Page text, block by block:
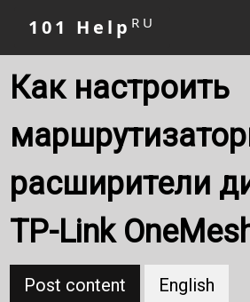
101 Help RU
Как настроить
расширители
TP-Link
Post content English